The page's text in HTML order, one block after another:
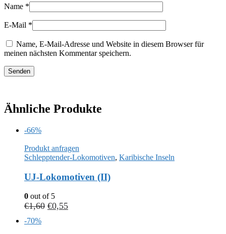
Name *
E-Mail *
Name, E-Mail-Adresse und Website in diesem Browser für
meinen nächsten Kommentar speichern.
Ähnliche Produkte
-66%
Produkt anfragen
Schlepptender-Lokomotiven, Karibische Inseln
UJ-Lokomotiven (II)
0 out of 5
€1,60 €0,55
-70%